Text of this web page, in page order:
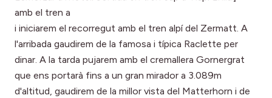
amb el tren a
i iniciarem el recorregut amb el tren alpí del Zermatt. A
l'arribada gaudirem de la famosa i típica Raclette per
dinar. A la tarda pujarem amb el cremallera Gornergrat
que ens portarà fins a un gran mirador a 3.089m
d'altitud, gaudirem de la millor vista del Matterhorn i de